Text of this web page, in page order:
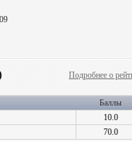
Подробнее о
Баллы
10.0
70.0